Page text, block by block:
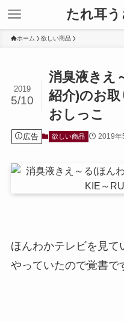
たれ耳
ホーム 欲しい商品
消臭液きえ
紹介)のお
おしっこ
2019
5/10
広告 欲しい商品 2019年
ほんわかテレビを見て
やっていたので覚書で